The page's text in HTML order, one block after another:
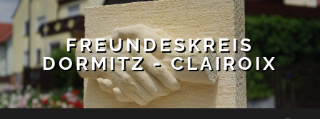
FREUNDESKREIS
DORMITZ - CLAIROIX